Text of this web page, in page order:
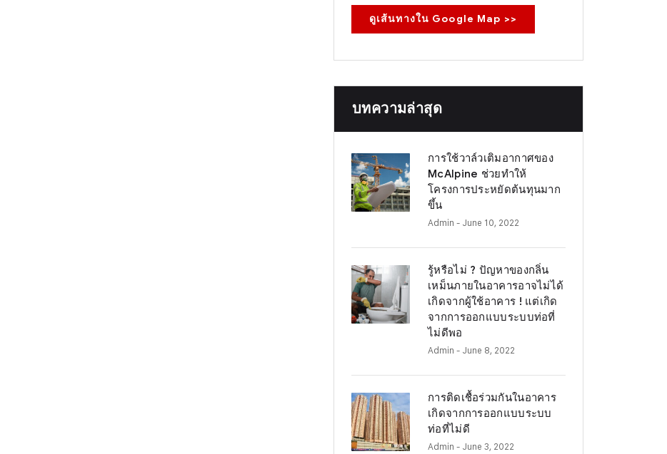
ดูเส้นทางใน Google Map >>
บทความล่าสุด
การใช้วาล์วเติมอากาศของ
McAlpine ช่วยทำให้
โครงการประหยัดต้นทุนมาก
ขึ้น
Admin - June 10, 2022
รู้หรือไม่ ? ปัญหาของกลิ่น
เหม็นภายในอาคารอาจไม่ได้
เกิดจากผู้ใช้อาคาร ! แต่เกิด
จากการออกแบบระบบท่อที่
ไม่ดีพอ
Admin - June 8, 2022
การติดเชื้อร่วมกันในอาคาร
เกิดจากการออกแบบระบบ
ท่อที่ไม่ดี
Admin - June 3, 2022